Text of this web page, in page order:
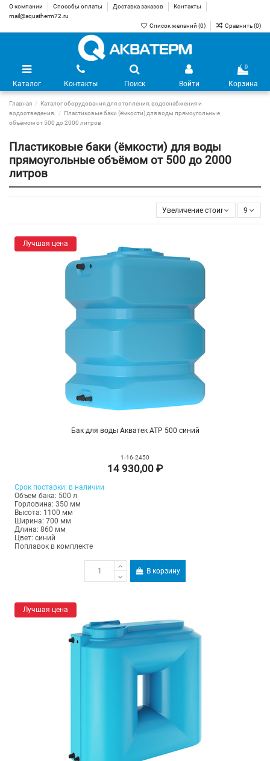
О компании Способы оплаты Доставка заказов
Контакты
mail@aquatherm72.ru
Список желаний (0) Сравнить (0)
Каталог Контакты Поиск Войти
0
Корзина
Главная
Каталог оборудования для отопления, водоснабжения и
водоотведения.
Пластиковые баки (ёмкости) для воды прямоугольные
объёмом от 500 до 2000 литров
Пластиковые баки (ёмкости) для воды
прямоугольные объёмом от 500 до 2000
литров
Увеличение стоимости 9
Лучшая цена
Бак для воды Акватек ATP 500 синий
1-16-2450
14 930,00 ₽
Срок поставки: в наличии
Объем бака: 500 л
Горловина: 350 мм
Высота: 1100 мм
Ширина: 700 мм
Длина: 860 мм
Цвет: синий
Поплавок в комплекте
В корзину
Лучшая цена